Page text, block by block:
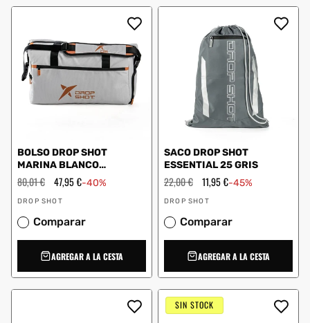
BOLSO DROP SHOT
MARINA BLANCO
DB324016
Precio
habitual
80,01 € Precio
de
oferta
47,95 €-40%
Proveedor:
DROP SHOT
Comparar
AGREGAR A LA CESTA
SACO DROP SHOT
ESSENTIAL 25 GRIS
Precio
habitual
22,00 € Precio
de
oferta
11,95 €-45%
Proveedor:
DROP SHOT
Comparar
AGREGAR A LA CESTA
SIN STOCK